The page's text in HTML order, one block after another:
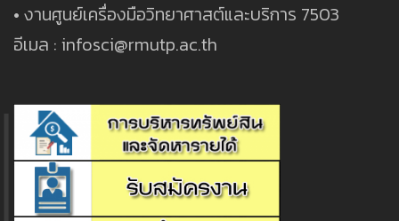
• งานศูนย์เครื่องมือวิทยาศาสต์และบริการ 7503
อีเมล : infosci@rmutp.ac.th